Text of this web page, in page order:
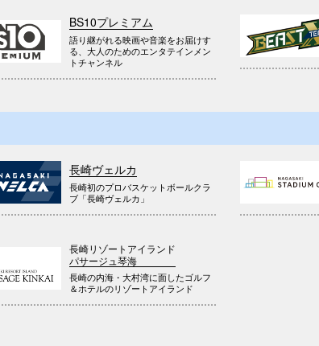
BS10プレミアム
語り継がれる映画や音楽をお届けす
る、大人のためのエンタテインメン
トチャンネル
長崎ヴェルカ
長崎初のプロバスケットボールクラ
ブ「長崎ヴェルカ」
長崎リゾートアイランド
パサージュ琴海
長崎の内海・大村湾に面したゴルフ
＆ホテルのリゾートアイランド